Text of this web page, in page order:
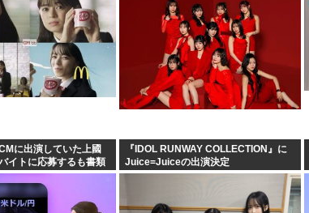
に出演していた上國
イトに応募するも書類
『IDOL RUNWAY COLLECTION』に
Juice=Juiceの出演決定